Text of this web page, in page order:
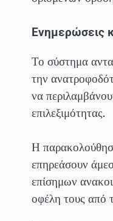
Ενημερώσεις
Το σύστημα
την
να
επιλεξιμότητας.
Η
επηρεάσουν
επίσημων
οφέλη τους από